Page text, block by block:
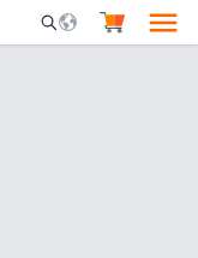
Mobile Search